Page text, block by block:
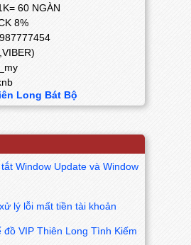
60 NGÀN
8%
Long Bát Bộ
Window Update và Window
lý lỗi mất tiền tài khoản
đồ VIP Thiên Long Tình Kiếm